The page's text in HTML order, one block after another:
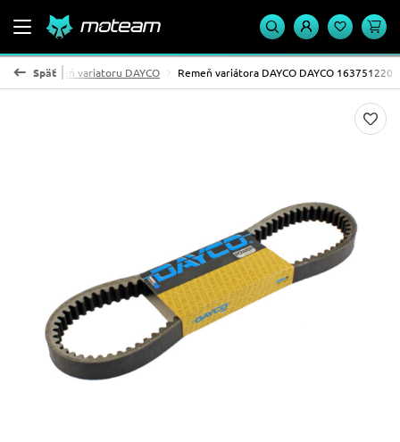
Späť
Remeň variatoru DAYCO Remeň variátora DAYCO DAYCO 163751220